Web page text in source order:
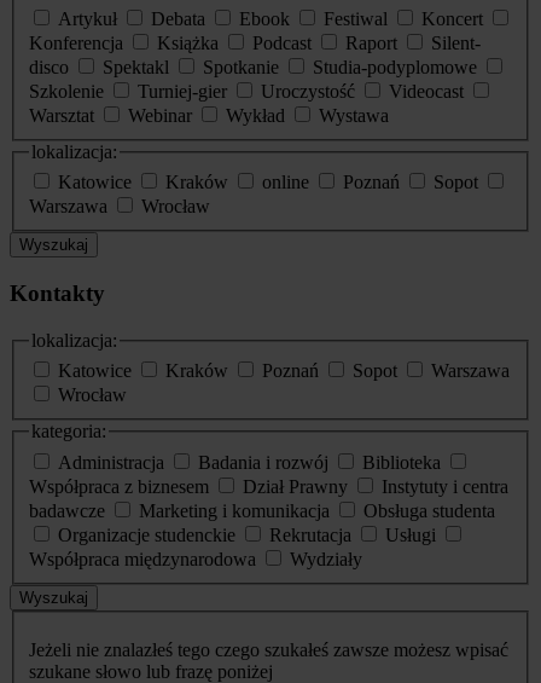
Artykuł
Debata Ebook Festiwal
Koncert
Konferencja
Książka Podcast Raport
Silent-
disco
Spektakl Spotkanie
Studia-podyplomowe
Szkolenie
Turniej-gier Uroczystość
Videocast
Warsztat
Webinar Wykład
Wystawa
lokalizacja:
Katowice
Kraków online Poznań
Sopot
Warszawa
Wrocław
Wyszukaj
Kontakty
lokalizacja:
Katowice
Kraków Poznań Sopot
Warszawa
Wrocław
kategoria:
Administracja
Badania i rozwój
Biblioteka
Współpraca z biznesem
Dział Prawny
Instytuty i centra
badawcze
Marketing i komunikacja
Obsługa studenta
Organizacje studenckie
Rekrutacja
Usługi
Współpraca międzynarodowa
Wydziały
Wyszukaj
Jeżeli nie znalazłeś tego czego szukałeś zawsze możesz wpisać
szukane słowo lub frazę poniżej